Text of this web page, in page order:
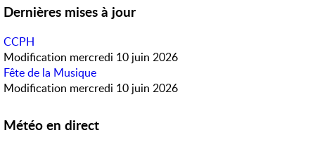
Dernières mises à jour
CCPH
Modification mercredi 10 juin 2026
Fête de la Musique
Modification mercredi 10 juin 2026
Météo en direct